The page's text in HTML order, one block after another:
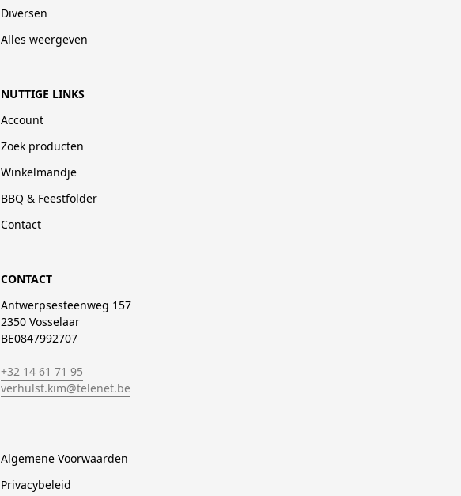
Diversen
Alles weergeven
NUTTIGE LINKS
Account
Zoek producten
Winkelmandje
BBQ & Feestfolder
Contact
CONTACT
Antwerpsesteenweg 157
2350 Vosselaar
BE0847992707
+32 14 61 71 95
verhulst.kim@telenet.be
Algemene Voorwaarden
Privacybeleid